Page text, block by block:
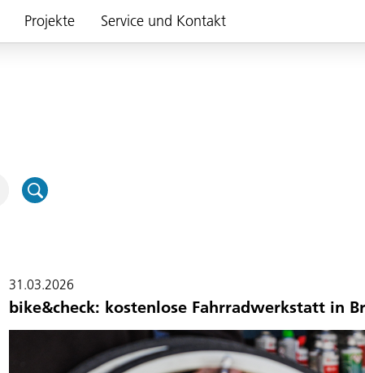
Projekte Service und Kontakt
31.03.2026
bike&check: kostenlose Fahrradwerkstatt in